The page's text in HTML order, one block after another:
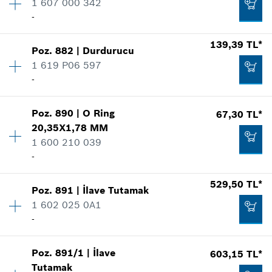
-
Talep listene ekle
Fiyat grubu:15
Nerede kullanıldı.
Şekli göster
121,02 TL*
Talep listene ekle
1 607 000 342
-
Miktar 1
Fiyat grubu:15
Nerede kullanıldı.
Şekli göster
121,27 TL*
Poz.882 | Durdurucu
1 619 P06 597
-
139,39 TL*
Miktar 1
Fiyat grubu:16
Yedek parça bilgisi
Şekli göster
139,39 TL*
Poz.890 |O Ring
20,35X1,78 MM
1 600 210 039
-
67,30 TL*
Miktar 1
Fiyat grubu:12
Nerede kullanıldı.
Şekli göster
Poz.891 | İlave Tutamak
1 602 025 0A1
-
529,50 TL*
Miktar 1
Poz.891/1 | İlave
Tutamak
603,15 TL*